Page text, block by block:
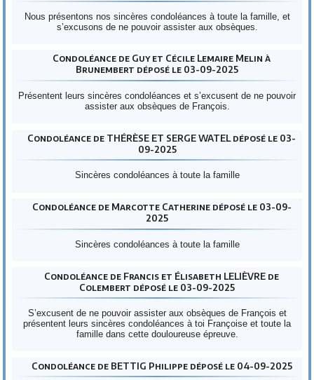
Nous présentons nos sincères condoléances à toute la famille, et
s’excusons de ne pouvoir assister aux obsèques.
Condoléance de Guy et Cécile Lemaire Melin à
Brunembert déposé le 03-09-2025
Présentent leurs sincères condoléances et s’excusent de ne pouvoir
assister aux obsèques de François.
Condoléance de THÉRÈSE ET SERGE WATEL déposé le 03-
09-2025
Sincères condoléances à toute la famille
Condoléance de Marcotte Catherine déposé le 03-09-
2025
Sincères condoléances à toute la famille
Condoléance de Francis et Élisabeth LELIÈVRE de
Colembert déposé le 03-09-2025
S’excusent de ne pouvoir assister aux obsèques de François et
présentent leurs sincères condoléances à toi Françoise et toute la
famille dans cette douloureuse épreuve.
Condoléance de BETTIG Philippe déposé le 04-09-2025